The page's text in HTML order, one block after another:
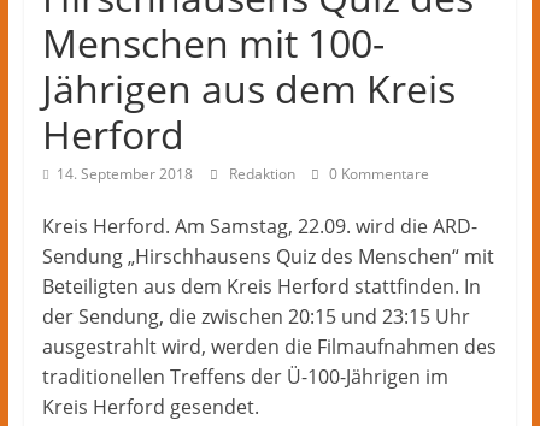
Kreis
Herford
lokale
Nachrichten
und
mehr
Herford
im
Kreis
Herford
Menschen mit 100-
Jährigen aus dem Kreis
Herford
14. September 2018 Redaktion 0 Kommentare
Kreis Herford. Am Samstag, 22.09. wird die ARD-
Sendung „Hirschhausens Quiz des Menschen“ mit
Beteiligten aus dem Kreis Herford stattfinden. In
der Sendung, die zwischen 20:15 und 23:15 Uhr
ausgestrahlt wird, werden die Filmaufnahmen des
traditionellen Treffens der Ü-100-Jährigen im
Kreis Herford gesendet.